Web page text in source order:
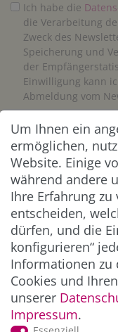
Ich habe die
die Verarbeitung
Zweck des
Speicherung und
der
Einwilligung kann
Abmeldung vom
**
ZAHLUNG &
Um Ihnen ein
ermöglichen,
Website. Einige
während andere
Ihre Erfahrung zu
entscheiden,
dürfen, und die
konfigurieren“
Informationen zu
Cookies und
unserer
Impressum.